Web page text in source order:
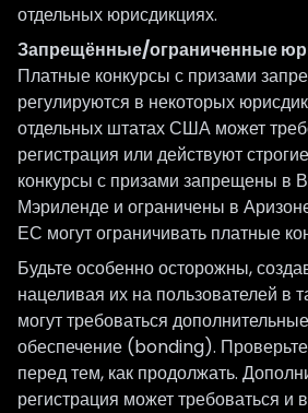
отдельных юрисдикциях.
Запрещённые/ограниченные
Платные конкурсы с призами
регулируются в некоторых
отдельных штатах США может
регистрация или действуют
конкурсы с призами запрещены в
Мэриленде и ограничены в
ЕС могут ограничивать платные
Будьте особенно осторожны,
нацеливая их на пользователей в
могут требоваться
обеспечение (bonding).
перед тем, как продолжать.
регистрация может требоваться и